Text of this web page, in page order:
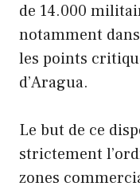
de 14.000
notamment
les points
d’Aragua.
Le but de ce
strictement
zones